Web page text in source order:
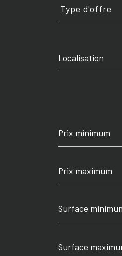
d'offre
Type d'offre
minimum
maximum
minimum
maximum